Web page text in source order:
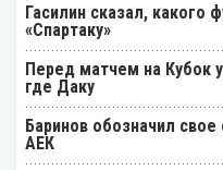
Гасилин сказал, какого
«Спартаку»
Перед матчем на Кубок
где Даку
Баринов обозначил
АЕК